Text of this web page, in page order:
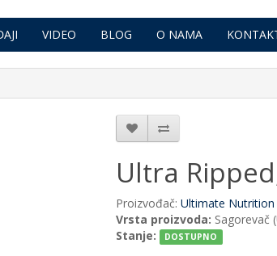
VIDEO BLOG O NAMA
Ultra
Proizvođač: Ultimate Nutrition
Vrsta proizvoda: Sagorevač
Stanje:
DOSTUPNO